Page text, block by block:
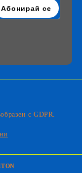
с GDPR.